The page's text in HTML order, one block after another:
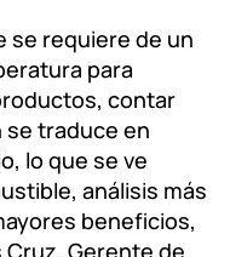
se requiere de un
para
contar
traduce en
lo que se ve
análisis más
beneficios,
Gerente de